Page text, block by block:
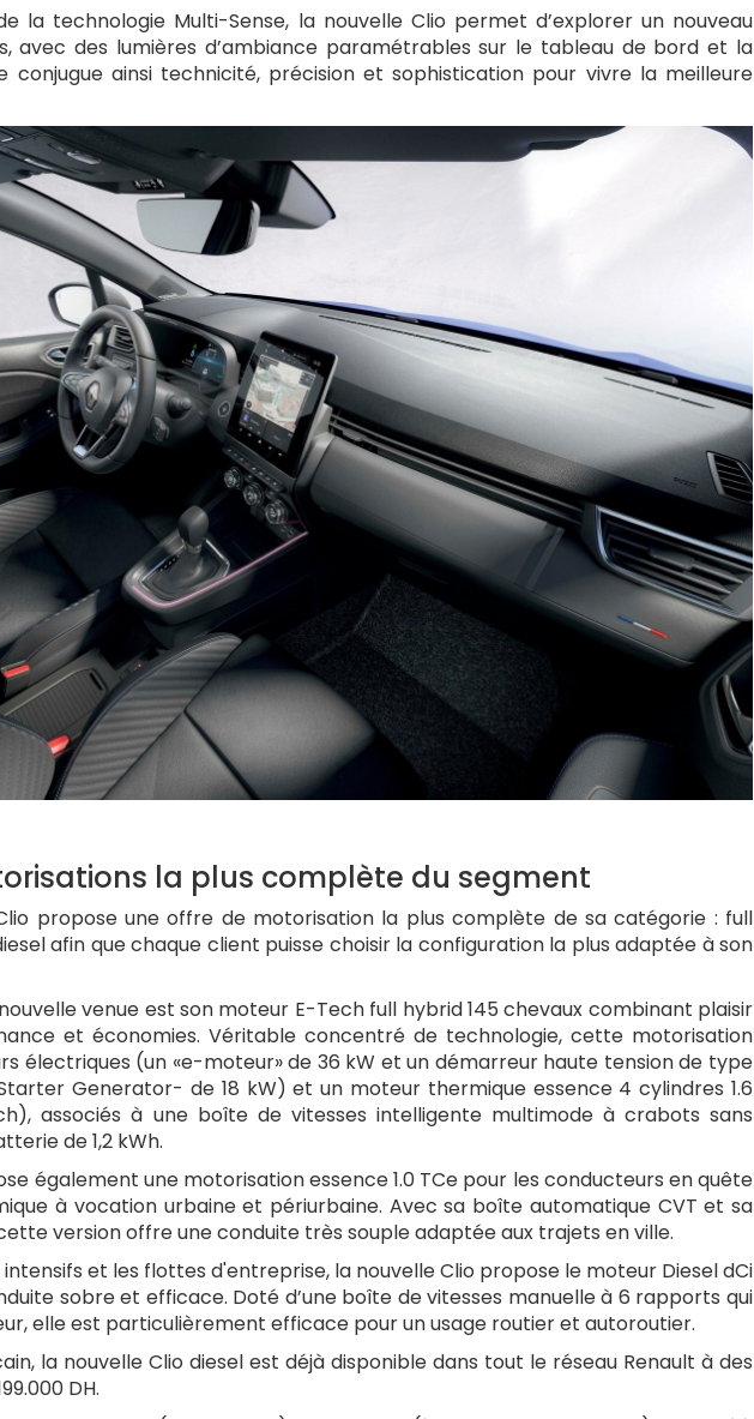
la technologie Multi-Sense, la nouvelle Clio permet d’explorer un nouveau
avec des lumières d’ambiance paramétrables sur le tableau de bord et la
conjugue ainsi technicité, précision et sophistication pour vivre la meilleure
la plus complète du segment
propose une offre de motorisation la plus complète de sa catégorie : full
afin que chaque client puisse choisir la configuration la plus adaptée à son
venue est son moteur E-Tech full hybrid 145 chevaux combinant plaisir
et économies. Véritable concentré de technologie, cette motorisation
électriques (un «e-moteur» de 36 kW et un démarreur haute tension de type
Generator- de 18 kW) et un moteur thermique essence 4 cylindres 1.6
associés à une boîte de vitesses intelligente multimode à crabots sans
de 1,2 kWh.
également une motorisation essence 1.0 TCe pour les conducteurs en quête
à vocation urbaine et périurbaine. Avec sa boîte automatique CVT et sa
version offre une conduite très souple adaptée aux trajets en ville.
intensifs et les flottes d'entreprise, la nouvelle Clio propose le moteur Diesel dCi
sobre et efficace. Doté d’une boîte de vitesses manuelle à 6 rapports qui
elle est particulièrement efficace pour un usage routier et autoroutier.
la nouvelle Clio diesel est déjà disponible dans tout le réseau Renault à des
DH.